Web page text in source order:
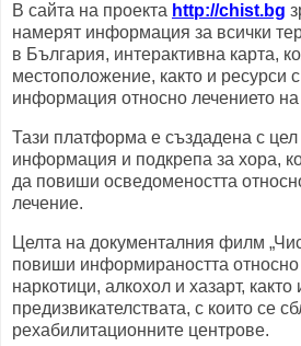
В сайта на проекта http://chist.bg
намерят информация за всички
в България, интерактивна карта,
местоположение, както и ресурси
информация относно лечението
Тази платформа е създадена с
информация и подкрепа за хора,
да повиши осведомеността
лечение.
Целта на документалния филм
повиши информираността относно
наркотици, алкохол и хазарт, както
предизвикателствата, с които се
рехабилитационните центрове.